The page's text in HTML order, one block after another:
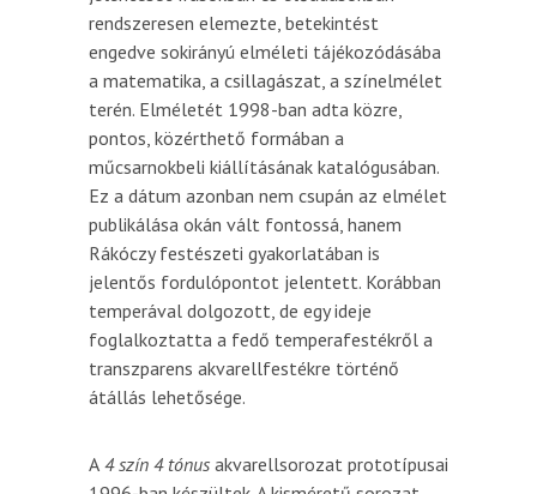
rendszeresen elemezte, betekintést
engedve sokirányú elméleti tájékozódásába
a matematika, a csillagászat, a színelmélet
terén. Elméletét 1998-ban adta közre,
pontos, közérthető formában a
műcsarnokbeli kiállításának katalógusában.
Ez a dátum azonban nem csupán az elmélet
publikálása okán vált fontossá, hanem
Rákóczy festészeti gyakorlatában is
jelentős fordulópontot jelentett. Korábban
temperával dolgozott, de egy ideje
foglalkoztatta a fedő temperafestékről a
transzparens akvarellfestékre történő
átállás lehetősége.
A 4 szín 4 tónus akvarellsorozat prototípusai